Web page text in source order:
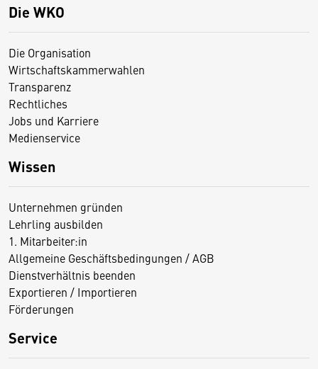
Die WKO
Die Organisation
Wirtschaftskammerwahlen
Transparenz
Rechtliches
Jobs und Karriere
Medienservice
Wissen
Unternehmen gründen
Lehrling ausbilden
1. Mitarbeiter:in
Allgemeine Geschäftsbedingungen / AGB
Dienstverhältnis beenden
Exportieren / Importieren
Förderungen
Service